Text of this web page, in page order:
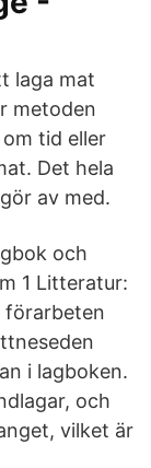
laga mat
metoden
tid eller
Det hela
av med.
och
1 Litteratur:
förarbeten
i lagboken.
och
vilket är